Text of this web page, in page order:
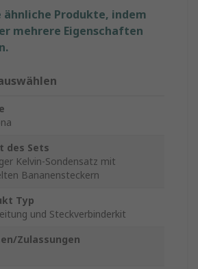
ähnliche Produkte, indem
mehrere Eigenschaften
des Sets
Kelvin-Sondensatz mit
Bananensteckern
Typ
und Steckverbinderkit
Zulassungen